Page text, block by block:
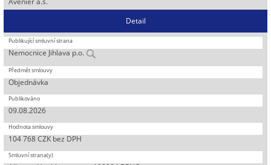
Detail
Nemocnice Jihlava p.o.
Objednávka
09.08.2026
104 768 CZK bez DPH